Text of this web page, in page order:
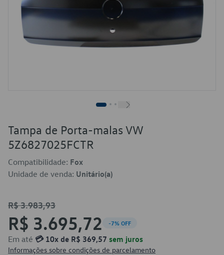
Tampa de Porta-malas VW
5Z6827025FCTR
Compatibilidade: Fox
Unidade de venda: Unitário(a)
R$ 3.983,93
R$ 3.695,72 -7% OFF
Em até 💳 10x de R$ 369,57 sem juros
Informações sobre condições de parcelamento